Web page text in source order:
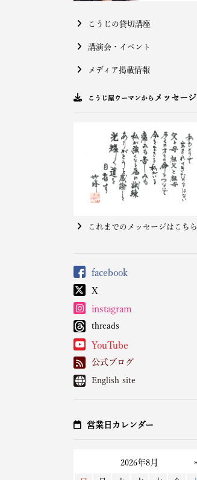
こうじの貸切講座
講演会・イベント
メディア掲載情報
こうじ屋ウーマンから メッセージ
これまでのメッセージはこちら
facebook
X
instagram
threads
YouTube
公式ブログ
English site
営業日カレンダー